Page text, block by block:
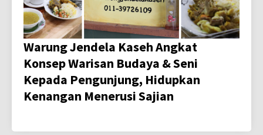
Warung Jendela Kaseh Angkat
Konsep Warisan Budaya & Seni
Kepada Pengunjung, Hidupkan
Kenangan Menerusi Sajian